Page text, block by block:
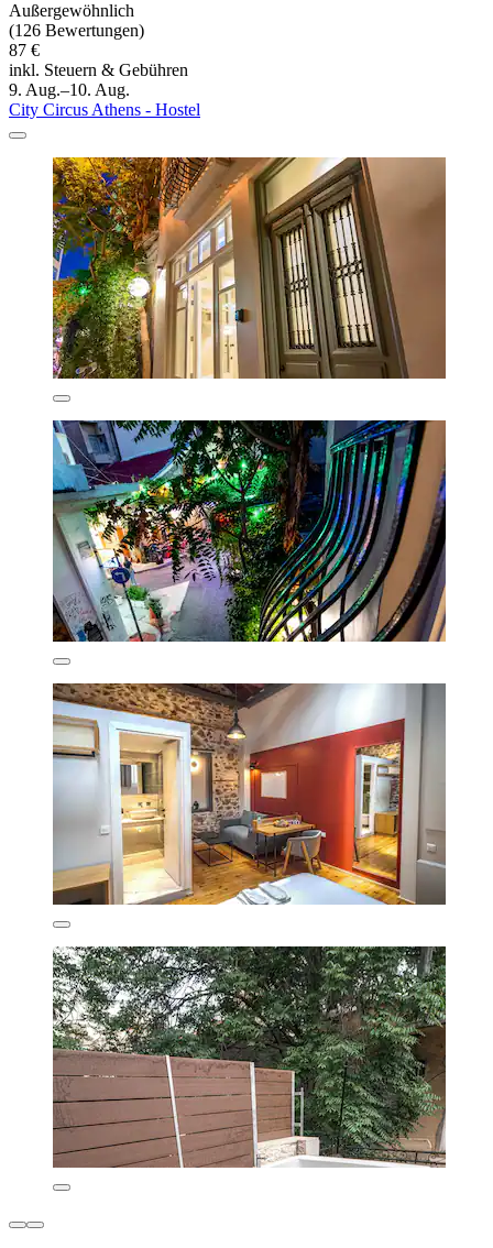
Außergewöhnlich
(126 Bewertungen)
87 €
inkl. Steuern & Gebühren
9. Aug.–10. Aug.
City Circus Athens - Hostel